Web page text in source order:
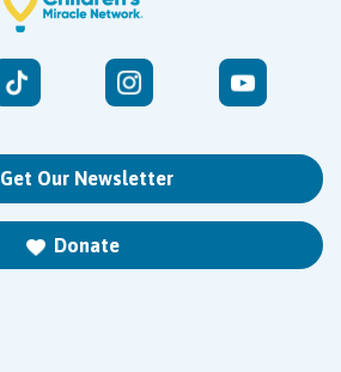
Get Our Newsletter
Donate